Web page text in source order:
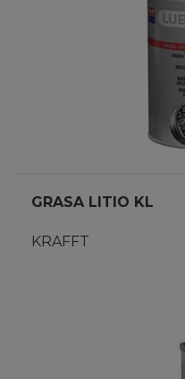
GRASA LITIO KL
KRAFFT